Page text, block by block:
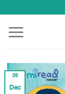
to
content
26
Dec